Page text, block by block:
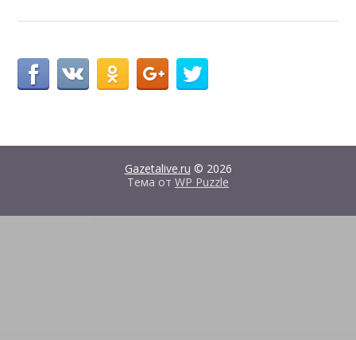
Gazetalive.ru © 2026
Тема от WP Puzzle